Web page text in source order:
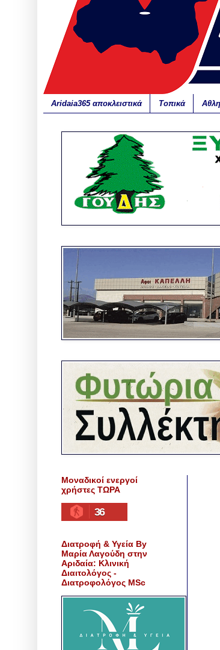
Aridaia365 αποκλειστικά Τοπικά
Μοναδικοί ενεργοί
χρήστες ΤΩΡΑ
36
Διατροφή & Υγεία By
Μαρία Λαγούδη στην
Αριδαία: Κλινική
Διαιτολόγος -
Διατροφολόγος MSc